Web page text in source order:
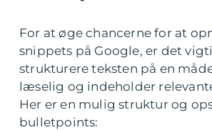
For at øge chancerne for at
snippets på Google, er det
strukturere teksten på en
læselig og indeholder
Her er en mulig struktur og
bulletpoints: